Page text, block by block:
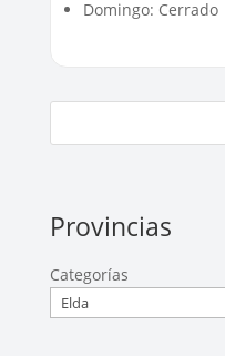
Domingo: Cerrado
Provincias
Categorías